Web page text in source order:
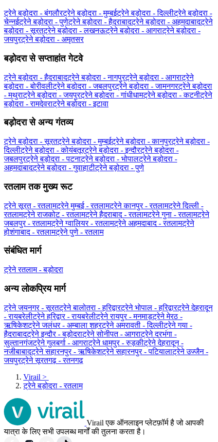
ट्रेने बड़ोदरा - बंगलौरट्रेने बड़ोदरा - मुम्बईट्रेने बड़ोदरा - दिल्लीट्रेने बड़ोदरा -
चेन्नईट्रेने बड़ोदरा - पुणेट्रेने बड़ोदरा - हैदराबादट्रेने बड़ोदरा - अहमदाबादट्रेने
बड़ोदरा - सूरतट्रेने बड़ोदरा - लखनऊट्रेने बड़ोदरा - आगराट्रेने बड़ोदरा -
जयपुरट्रेने बड़ोदरा - अमृतसर
बड़ोदरा से सप्ताहांत गेटवे
ट्रेने बड़ोदरा - हैदराबादट्रेने बड़ोदरा - नागपुरट्रेने बड़ोदरा - आगराट्रेने
बड़ोदरा - बोरीवलीट्रेने बड़ोदरा - जबलपुरट्रेने बड़ोदरा - जामनगरट्रेने बड़ोदरा
- मथुराट्रेने बड़ोदरा - जयपुरट्रेने बड़ोदरा - गांधीधामट्रेने बड़ोदरा - कटनीट्रेने
बड़ोदरा - रामदेवराट्रेने बड़ोदरा - इटावा
बड़ोदरा से अन्य गंतव्य
ट्रेने बड़ोदरा - सूरतट्रेने बड़ोदरा - मुम्बईट्रेने बड़ोदरा - कानपुरट्रेने बड़ोदरा -
दिल्लीट्रेने बड़ोदरा - कोयंबतूरट्रेने बड़ोदरा - इन्दौरट्रेने बड़ोदरा -
जबलपुरट्रेने बड़ोदरा - पटनाट्रेने बड़ोदरा - भोपालट्रेने बड़ोदरा -
अहमदाबादट्रेने बड़ोदरा - गुवाहाटीट्रेने बड़ोदरा - पुणे
रतलाम तक मुख्य रूट
ट्रेने सूरत - रतलामट्रेने मुम्बई - रतलामट्रेने कानपुर - रतलामट्रेने दिल्ली -
रतलामट्रेने राजकोट - रतलामट्रेने हैदराबाद - रतलामट्रेने गुना - रतलामट्रेने
जबलपुर - रतलामट्रेने ग्‍वालियर - रतलामट्रेने अहमदाबाद - रतलामट्रेने
होशंगाबाद - रतलामट्रेने पुणे - रतलाम
संबंधित मार्ग
ट्रेने रतलाम - बड़ोदरा
अन्य लोकप्रिय मार्ग
ट्रेने जयनगर - सूरतट्रेने बालोतरा - हरिद्वारट्रेने भोपाल - हरिद्वारट्रेने देहरादून
- रायबरेलीट्रेने हरिद्वार - रायबरेलीट्रेने रायपुर - मनमाड़ट्रेने मेरठ -
ऋषिकेशट्रेने जलंधर - अम्बाला शहरट्रेने अमरावती - दिल्लीट्रेने गया -
हैदराबादट्रेने इन्दौर - बड़ोदराट्रेने सोनीपत - आगराट्रेने दरभंगा -
सुल्तानगंजट्रेने गुलबर्गा - आगराट्रेने धामपुर - रुड़कीट्रेने देहरादून -
नजीबाबादट्रेने सहारनपुर - ऋषिकेशट्रेने सहारनपुर - पटियालाट्रेने उज्जैन -
जयपुरट्रेने सूरतगढ़ - रतनगढ़
Virail >
ट्रेने बड़ोदरा - रतलाम
Virail एक ऑनलाइन प्लेटफ़ॉर्म है जो आपकी
यात्रा के लिए सभी उपलब्ध मार्गों की तुलना करता है।